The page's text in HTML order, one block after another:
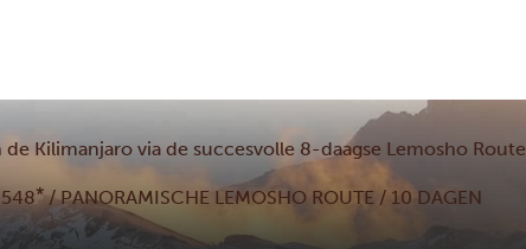
de Kilimanjaro via de succesvolle 8-daagse Lemosho Route
*/ PANORAMISCHE LEMOSHO ROUTE / 10 DAGEN